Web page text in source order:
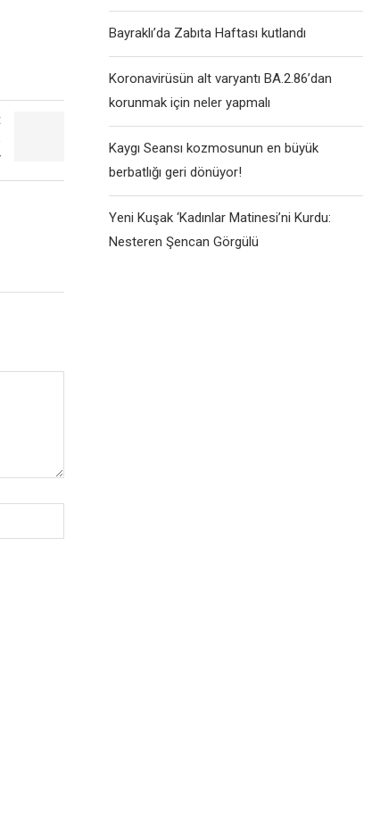
Bayraklı’da Zabıta Haftası kutlandı
Koronavirüsün alt varyantı BA.2.86’dan
korunmak için neler yapmalı
Kaygı Seansı kozmosunun en büyük
berbatlığı geri dönüyor!
Yeni Kuşak ‘Kadınlar Matinesi’ni Kurdu:
Nesteren Şencan Görgülü